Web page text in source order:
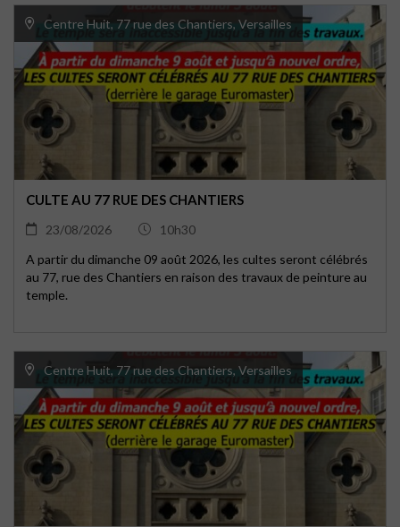
Centre Huit, 77 rue des Chantiers, Versailles
CULTE AU 77 RUE DES CHANTIERS
23/08/2026
10h30
A partir du dimanche 09 août 2026, les cultes seront célébrés
au 77, rue des Chantiers en raison des travaux de peinture au
temple.
Centre Huit, 77 rue des Chantiers, Versailles